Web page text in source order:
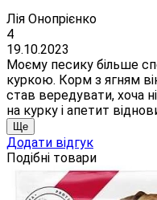
Лія Онопрієнко
4
19.10.2023
Моєму песику більше
куркою. Корм з ягням він
став вередувати, хоча
на курку і апетит
Ще
Додати відгук
Подібні товари